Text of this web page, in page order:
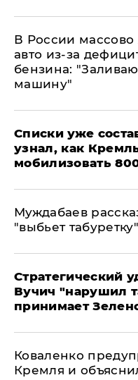
В России массово
авто из-за
бензина:
машину"
Списки уже
узнал, как
мобилизовать
Муждабаев
"выбьет
Стратегический
Вучич "нарушил
принимает
Коваленко
Кремля и